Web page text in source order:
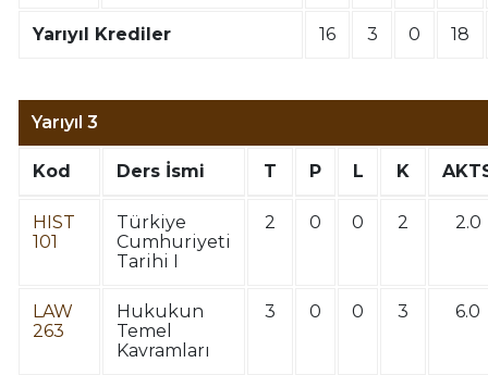
Yarıyıl Krediler 16 3 0 18
Yarıyıl 3
Kod Ders İsmi T P L K
HIST
101
Türkiye
Cumhuriyeti
Tarihi I
2 0 0 2 2.0
LAW
263
Hukukun
Temel
Kavramları
3 0 0 3 6.0